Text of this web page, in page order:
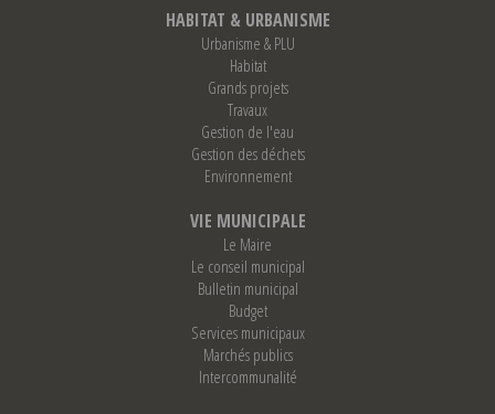
HABITAT & URBANISME
Urbanisme & PLU
Habitat
Grands projets
Travaux
Gestion de l'eau
Gestion des déchets
Environnement
VIE MUNICIPALE
Le Maire
Le conseil municipal
Bulletin municipal
Budget
Services municipaux
Marchés publics
Intercommunalité